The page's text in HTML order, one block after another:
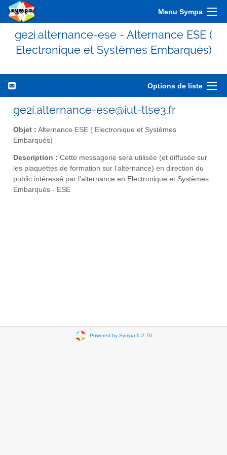
Menu Sympa
ge2i.alternance-ese - Alternance ESE (
Electronique et Systèmes Embarqués)
Options de liste
ge2i.alternance-ese@iut-tlse3.fr
Objet : Alternance ESE ( Electronique et Systèmes
Embarqués)
Description : Cette messagerie sera utilisée (et diffusée sur
les plaquettes de formation sur l’alternance) en direction du
public intéressé par l'alternance en Electronique et Systèmes
Embarqués - ESE
Powered by Sympa 6.2.70